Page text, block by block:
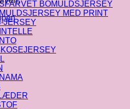
BOMULDSJERSEY
MED PRINT
JERSEY